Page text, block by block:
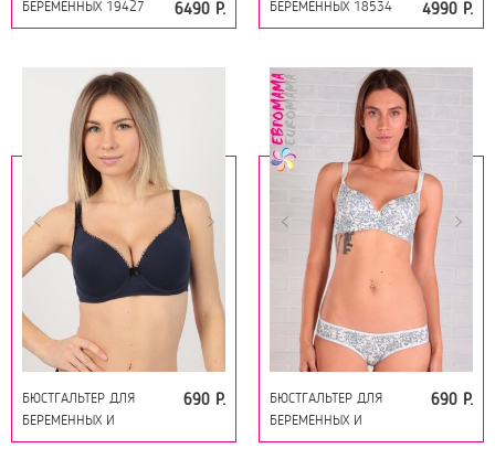
БЕРЕМЕННЫХ 19427
МОККО ПОЛОСА +
6490 Р.
БЕРЕМЕННЫХ 18534
МОЛОЧНЫЙ
4990 Р.
БЮСТГАЛЬТЕР ДЛЯ
БЕРЕМЕННЫХ И
КОРМЯЩИХ 19043
690 Р.
БЮСТГАЛЬТЕР ДЛЯ
БЕРЕМЕННЫХ И
КОРМЯЩИХ 19043 СИНЕ-
690 Р.